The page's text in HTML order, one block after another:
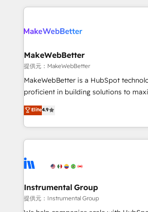
only firm in the world to hold Elite
clients gain a unique advantage in
market execution. Why B2B Businesses Choose RP: -
Secure: Soc2 compliant 🛡️ - Pricing: Implementations
starting at $1,5k 💵 - Speed: Launch in 14 days ⚡ -
Global: 75+ RPers across five continents 🌐 - Scale:
HubSpot Partner 🪴 - Sales Hub: More
implementations than any other
agency for an Ops problem. Don't hire
agency for a growth problem. Hire a partner built to
MakeWebBetter
提供元：MakeWebBetter
MakeWebBetter is a HubSpot
proficient in building solutions to
operational efficiency of HubSpot. The
growing tech-enabler & facilitator,
hands you the blend of HubSpot
eminent solutions & integrations. Trust us to
Elite Partners with 10+ years of
Premier Partner 2023 🌟5 HubSpot
Won HubSpot Theme Challenge 2021
HubSpot Rising Star Why us? Harnessing the full
Elite4.9
Instrumental Group
提供元：Instrumental Group